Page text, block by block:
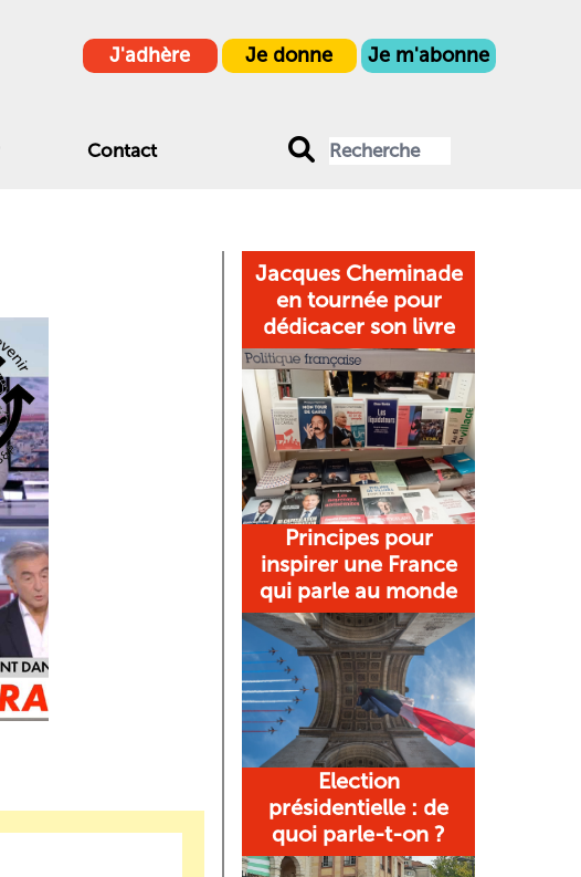
J'adhère Je donne Je m'abonne
Contact
Jacques Cheminade
en tournée pour
dédicacer son livre
Principes pour
inspirer une France
qui parle au monde
Election
présidentielle : de
quoi parle-t-on ?